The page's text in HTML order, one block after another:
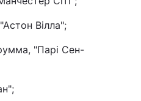
Вілла";
"Парі Сен-